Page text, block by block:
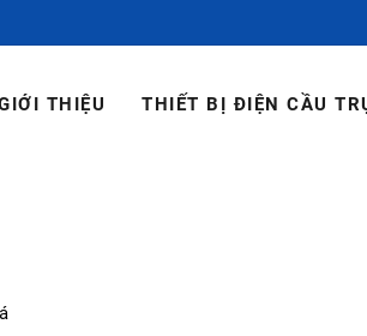
THIỆU THIẾT BỊ ĐIỆN CẦU